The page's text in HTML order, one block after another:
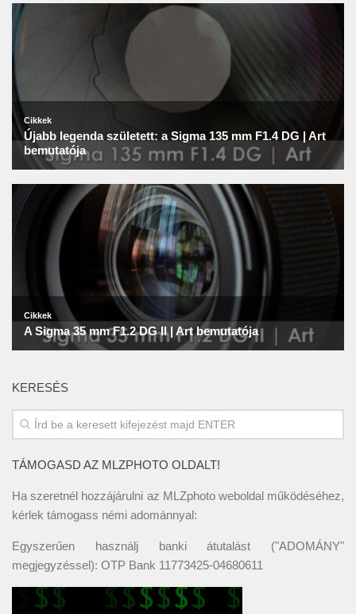
KERESÉS
TÁMOGASD AZ MLZPHOTO OLDALT!
Ha szeretnél hozzájárulni az MLZphoto weboldal működéséhez,
kérlek támogass némi adománnyal:
Egyszerűen használj banki átutalást ("ADOMÁNY"
megjegyzéssel): OTP Bank 11773425-04680611